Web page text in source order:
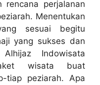
perjalanan
Menentukan
sesuai begitu
yang sukses dan
Indowisata
wisata buat
tiap peziarah. Apa